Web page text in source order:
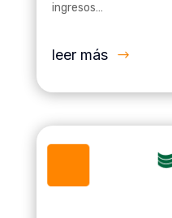
ingresos…
leer más